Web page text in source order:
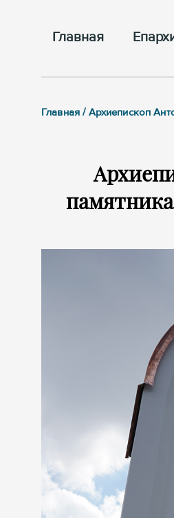
Главная
Главная / Архиепископ